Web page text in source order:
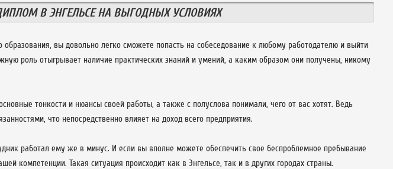
В ЭНГЕЛЬСЕ НА ВЫГОДНЫХ УСЛОВИЯХ
вы довольно легко сможете попасть на собеседование к любому работодателю и выйти
роль отыгрывает наличие практических знаний и умений, а каким образом они получены, никому
тонкости и нюансы своей работы, а также с полуслова понимали, чего от вас хотят. Ведь
что непосредственно влияет на доход всего предприятия.
работал ему же в минус. И если вы вполне можете обеспечить свое беспроблемное пребывание
компетенции. Такая ситуация происходит как в Энгельсе, так и в других городах страны.